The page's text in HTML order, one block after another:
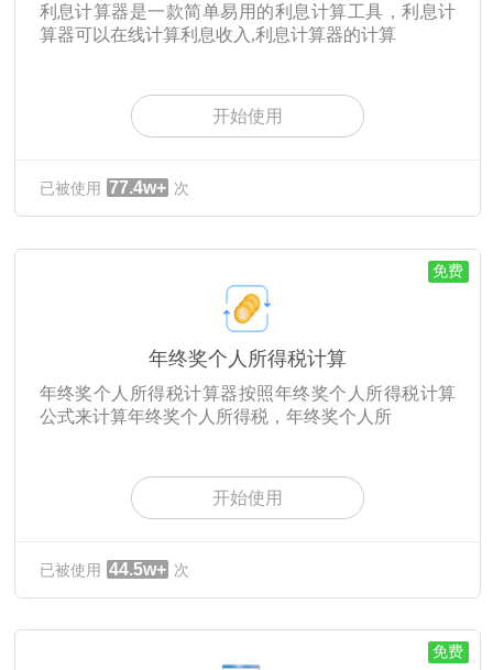
利息计算器是一款简单易用的利息计算工具，利息计
算器可以在线计算利息收入,利息计算器的计算
开始使用
已被使用 77.4w+ 次
免费
年终奖个人所得税计算
年终奖个人所得税计算器按照年终奖个人所得税计算
公式来计算年终奖个人所得税，年终奖个人所
开始使用
已被使用 44.5w+ 次
免费